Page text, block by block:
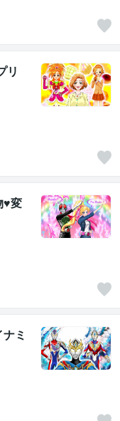
リ
♥変
ミ